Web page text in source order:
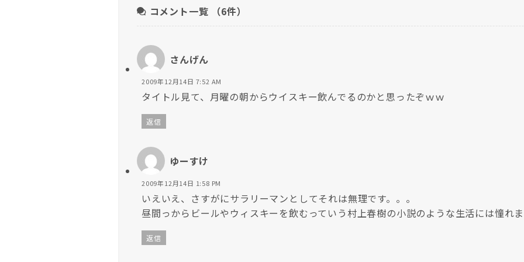
コメント一覧 （6件）
さんげん
2009年12月14日 7:52 AM
タイトル見て、月曜の朝からウイスキー飲んでるのかと思ったぞｗｗ
返信
ゆーすけ
2009年12月14日 1:58 PM
いえいえ、さすがにサラリーマンとしてそれは無理です。。。
昼間っからビールやウィスキーを飲むっていう村上春樹の小説のような生活には憧れ
返信